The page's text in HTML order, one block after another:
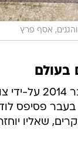
אסף פרץ
בעולם
חפירת הפסיפס החדש
בעבר פסיפס
שאליו